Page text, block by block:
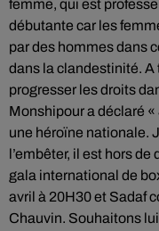
femme, qui est
débutante car les
par des hommes dans
dans la clandestinité. A
progresser les droits
Monshipour a déclaré
une héroïne nationale.
l’embêter, il est hors
gala international de
avril à 20H30 et Sadaf
Chauvin. Souhaitons